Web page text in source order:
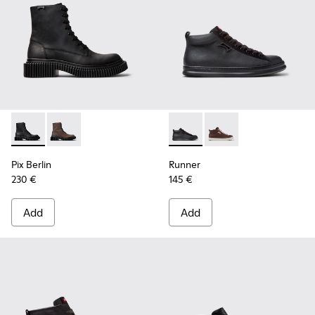
Pix Berlin - K300524-001 - Black Nubuck Ankle Boots for
Pix Berlin - K300524-002
Pix Berlin
230 €
Add
Runner - K300550-004 -
Runner - K300550-
Runner
145 €
Add